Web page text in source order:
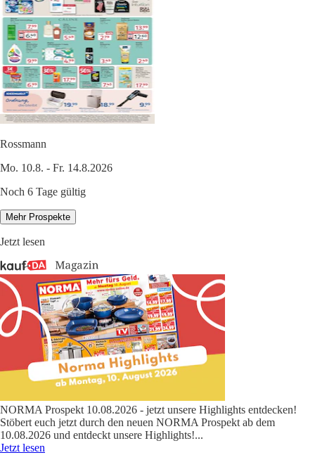
Rossmann
Mo. 10.8. - Fr. 14.8.2026
Noch 6 Tage gültig
Mehr Prospekte
Jetzt lesen
NORMA Prospekt 10.08.2026 - jetzt unsere Highlights entdecken!
Stöbert euch jetzt durch den neuen NORMA Prospekt ab dem
10.08.2026 und entdeckt unsere Highlights!...
Jetzt lesen